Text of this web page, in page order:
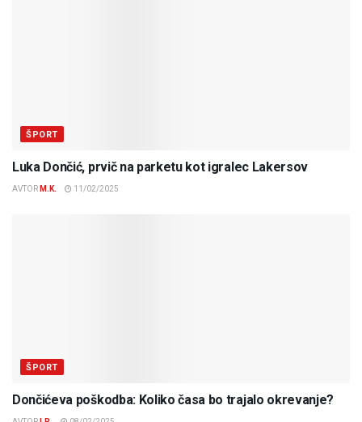
ŠPORT
Luka Dončić, prvič na parketu kot igralec Lakersov
AVTOR M.K. 11/02/2025
ŠPORT
Dončićeva poškodba: Koliko časa bo trajalo okrevanje?